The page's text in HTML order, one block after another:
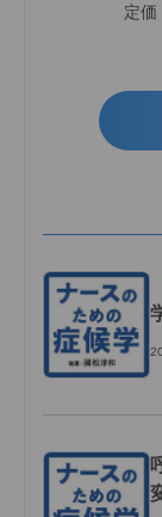
定価